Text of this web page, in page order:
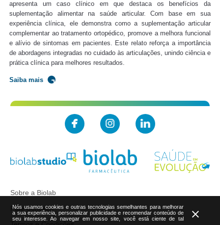
apresenta um caso clínico em que destaca os benefícios da
suplementação alimentar na saúde articular. Com base em sua
experiência clínica, ele demonstra como a suplementação articular
complementar ao tratamento ortopédico, promove a melhora funcional
e alívio de sintomas em pacientes. Este relato reforça a importância
de abordagens integradas no cuidado às articulações, unindo ciência e
prática clínica para melhores resultados.
Saiba mais
Sobre a Biolab
Fale Conosco
close
Nós usamos cookies e outras tecnologias semelhantes para melhorar
a sua experiência, personalizar publicidade e recomendar conteúdo de
seu interesse. Ao navegar em nosso site, você está ciente de tal